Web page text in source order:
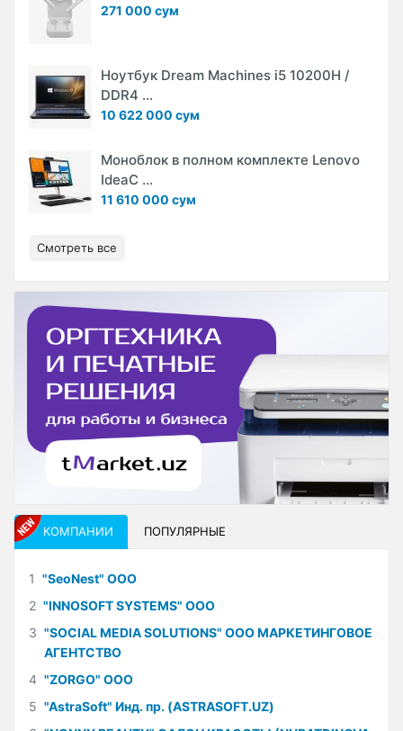
271 000 сум
Ноутбук Dream Machines i5 10200H /
DDR4 ...
10 622 000 сум
Моноблок в полном комплекте Lenovo
IdeaC ...
11 610 000 сум
Смотреть все
КОМПАНИИ ПОПУЛЯРНЫЕ
1 "SeoNest" ООО
2 "INNOSOFT SYSTEMS" ООО
3 "SOCIAL MEDIA SOLUTIONS" ООО МАРКЕТИНГОВОЕ
АГЕНТСТВО
4 "ZORGO" ООО
5 "AstraSoft" Инд. пр. (ASTRASOFT.UZ)